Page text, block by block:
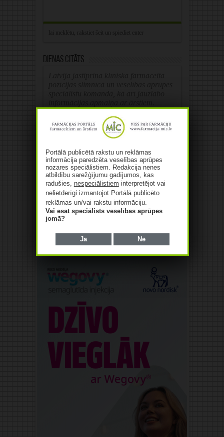
Dienas citāts
LFB prezidente Zane Melberga
Reklāma
Portālā publicētā rakstu un reklāmas
informācija paredzēta veselības aprūpes
nozares speciālistiem. Redakcija nenes
atbildību sarežģījumu gadījumos, kas
radušies, nespeciālistiem interpretējot vai
nelietderīgi izmantojot Portālā publicēto
reklāmas un/vai rakstu informāciju.
Vai esat speciālists veselības aprūpes
jomā?
Jā Nē